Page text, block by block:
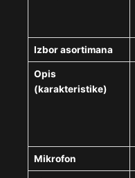
Izbor asortimana
Opis
(karakteristike)
Mikrofon